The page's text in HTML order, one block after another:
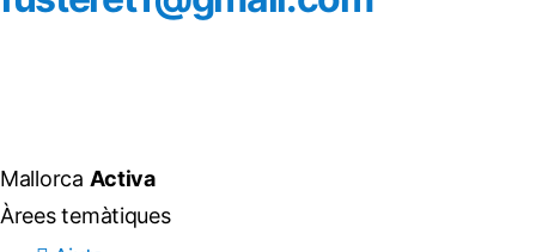
Mallorca Activa
Àrees temàtiques